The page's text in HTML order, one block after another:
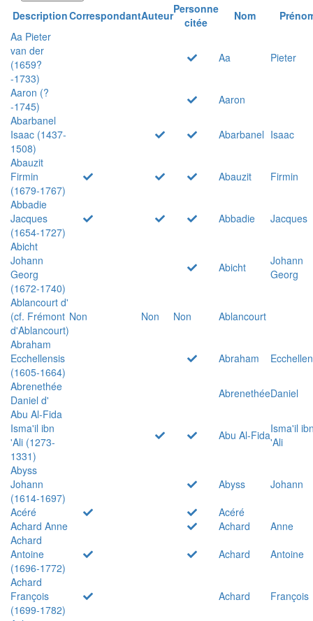
DescriptionCorrespondantAuteurPersonne
citée
Nom
Aa Pieter
van der
(1659?
-1733)
Aa Pieter
Aaron (?
-1745)
Aaron
Abarbanel
Isaac (1437-
1508)
Abarbanel Isaac
Abauzit
Firmin
(1679-1767)
Abauzit
Firmin
Abbadie
Jacques
(1654-1727)
Abbadie
Jacques
Abicht
Johann
Georg
(1672-1740)
Abicht
Johann
Georg
Ablancourt d'
(cf. Frémont
d'Ablancourt)
Non Non Non
Ablancourt
Abraham
Ecchellensis
(1605-1664)
Abraham
Abrenethée
Daniel d'
AbrenethéeDaniel
Abu Al-Fida
Isma'il ibn
'Ali (1273-
1331)
Abu Al-FidaIsma'il
'Ali
Abyss
Johann
(1614-1697)
Abyss
Johann
Acéré
Acéré
Achard Anne
Achard
Anne
Achard
Antoine
(1696-1772)
Achard
Antoine
Achard
François
(1699-1782)
Achard
François